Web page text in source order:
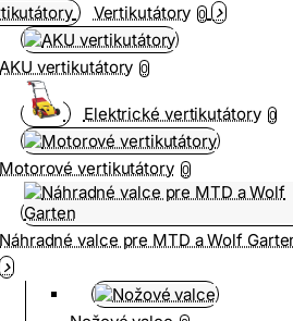
Vertikutátory 0
AKU vertikutátory 0
Elektrické vertikutátory 0
Motorové vertikutátory 0
Náhradné valce pre MTD a Wolf